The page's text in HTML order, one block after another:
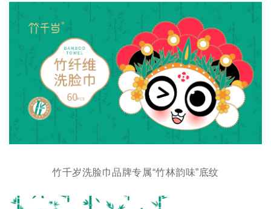
竹千岁洗脸巾品牌专属“竹林韵味”底纹